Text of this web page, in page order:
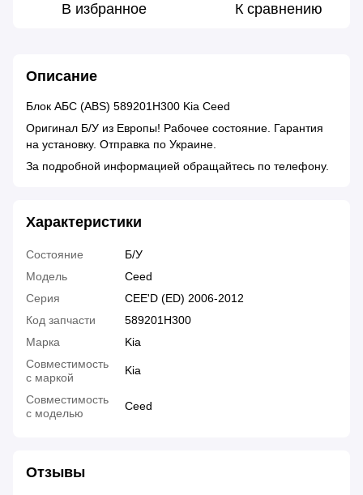
В избранное К сравнению
Описание
Блок АБС (ABS) 589201H300 Kia Ceed
Оригинал Б/У из Европы! Рабочее состояние. Гарантия
на установку. Отправка по Украине.
За подробной информацией обращайтесь по телефону.
Характеристики
Состояние
Б/У
Модель
Ceed
Серия
CEE'D (ED) 2006-2012
Код запчасти
589201H300
Марка
Kia
Совместимость
с маркой
Kia
Совместимость
с моделью
Ceed
Отзывы